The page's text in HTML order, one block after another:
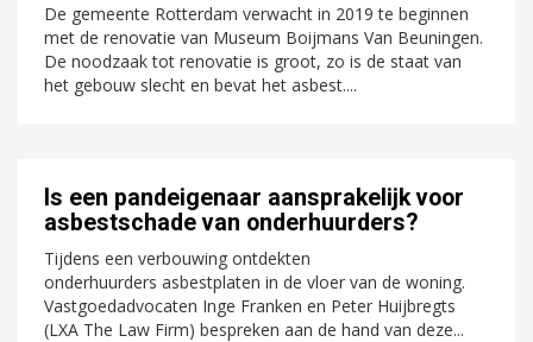
De gemeente Rotterdam verwacht in 2019 te beginnen
met de renovatie van Museum Boijmans Van Beuningen.
De noodzaak tot renovatie is groot, zo is de staat van
het gebouw slecht en bevat het asbest....
Is een pandeigenaar aansprakelijk voor
asbestschade van onderhuurders?
Tijdens een verbouwing ontdekten
onderhuurders asbestplaten in de vloer van de woning.
Vastgoedadvocaten Inge Franken en Peter Huijbregts
(LXA The Law Firm) bespreken aan de hand van deze...